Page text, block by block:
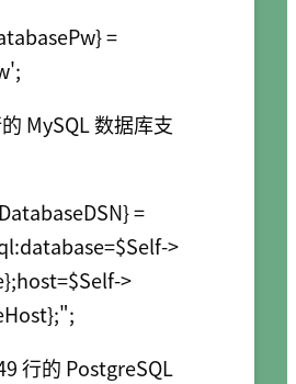
=
MySQL 数据库支
=
>
>
行的 PostgreSQL